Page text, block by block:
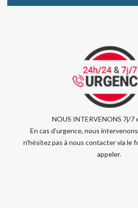
NOUS INTERVENONS 7j/7
En cas d’urgence, nous
n’hésitez pas à nous contacter via le
appeler.